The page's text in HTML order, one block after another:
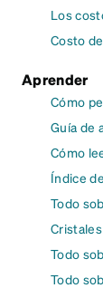
Los
Costo
Aprender
Cómo
Guía de
Cómo
Índice
Todo
Todo
Todo